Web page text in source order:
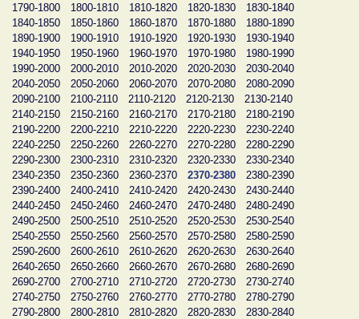
1790-1800
1800-1810 1810-1820 1820-1830
1830-1840
1840-1850
1850-1860 1860-1870 1870-1880
1880-1890
1890-1900
1900-1910 1910-1920 1920-1930
1930-1940
1940-1950
1950-1960 1960-1970 1970-1980
1980-1990
1990-2000
2000-2010 2010-2020 2020-2030
2030-2040
2040-2050
2050-2060 2060-2070 2070-2080
2080-2090
2090-2100
2100-2110 2110-2120 2120-2130
2130-2140
2140-2150
2150-2160 2160-2170 2170-2180
2180-2190
2190-2200
2200-2210 2210-2220 2220-2230
2230-2240
2240-2250
2250-2260 2260-2270 2270-2280
2280-2290
2290-2300
2300-2310 2310-2320 2320-2330
2330-2340
2340-2350
2350-2360 2360-2370 2370-2380
2380-2390
2390-2400
2400-2410 2410-2420 2420-2430
2430-2440
2440-2450
2450-2460 2460-2470 2470-2480
2480-2490
2490-2500
2500-2510 2510-2520 2520-2530
2530-2540
2540-2550
2550-2560 2560-2570 2570-2580
2580-2590
2590-2600
2600-2610 2610-2620 2620-2630
2630-2640
2640-2650
2650-2660 2660-2670 2670-2680
2680-2690
2690-2700
2700-2710 2710-2720 2720-2730
2730-2740
2740-2750
2750-2760 2760-2770 2770-2780
2780-2790
2790-2800
2800-2810 2810-2820 2820-2830
2830-2840